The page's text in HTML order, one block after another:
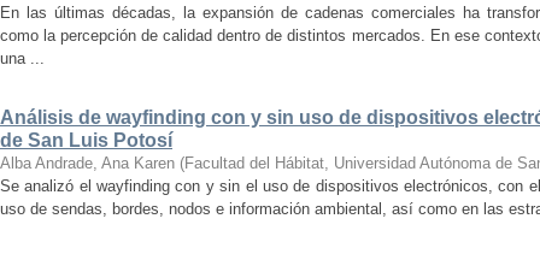
En las últimas décadas, la expansión de cadenas comerciales ha
como la percepción de calidad dentro de distintos mercados. En ese
una ...
Análisis de wayfinding con y sin uso de dispositivos
de San Luis Potosí
Alba Andrade, Ana Karen (Facultad del Hábitat, Universidad Autónoma de
Se analizó el wayfinding con y sin el uso de dispositivos electrónicos, con
uso de sendas, bordes, nodos e información ambiental, así como en las